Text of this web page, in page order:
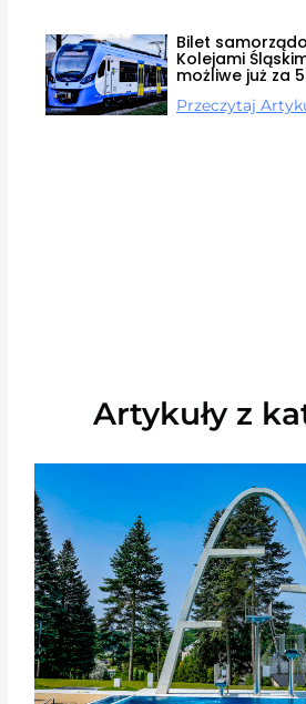
Bilet
Kolejami
możliwe już za
Przeczytaj
Artykuły z